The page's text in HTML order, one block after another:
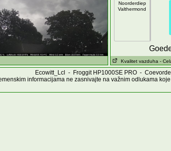
Noorderdiep
Valthermond
Kvalitet vazduha -
Ecowitt_Lcl - Froggit HP1000SE PRO -
informacijama ne zasnivajte na važnim odlukama